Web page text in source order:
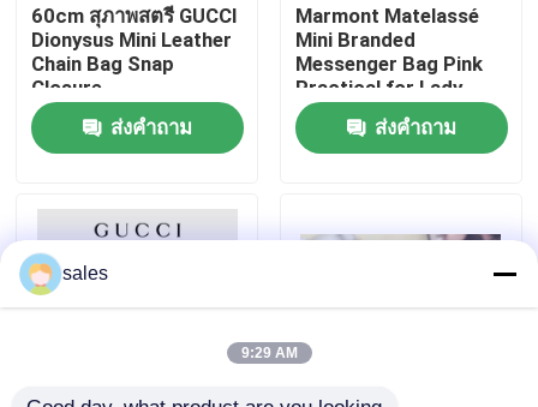
ทัวร์โรงงาน
ควบคุมคุณภาพ
ข่าว
บล็อก
60cm สุภาพสตรี GUCCI
Dionysus Mini Leather
Chain Bag Snap
Closure
ส่งคำถาม
Marmont Matelassé
Mini Branded
Messenger Bag Pink
Practical for Lady
ส่งคำถาม
sales
9:29 AM